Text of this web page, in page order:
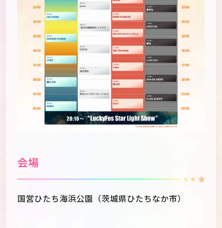
会場
国営ひたち海浜公園（茨城県ひたちなか市）